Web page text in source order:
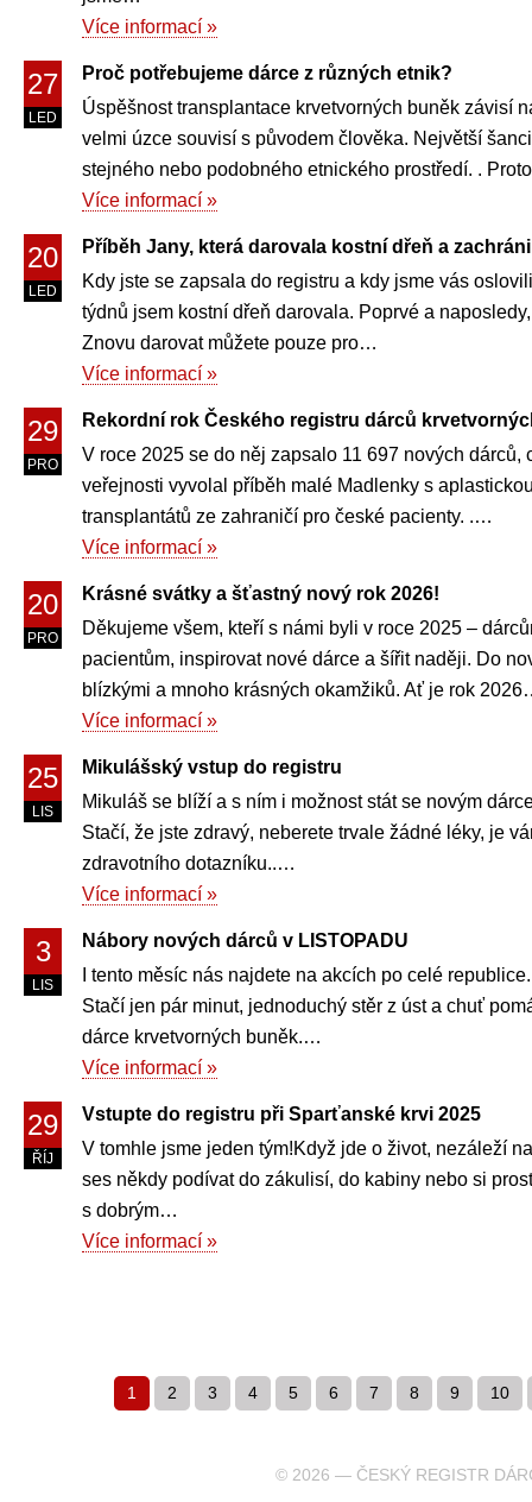
Více informací »
27
LED
Proč potřebujeme dárce z různých etnik?
Úspěšnost transplantace krvetvorných buněk závisí
velmi úzce souvisí s původem člověka. Největší
stejného nebo podobného etnického prostředí. .
Více informací »
20
LED
Příběh Jany, která darovala kostní dřeň a
Kdy jste se zapsala do registru a kdy jsme vás
týdnů jsem kostní dřeň darovala. Poprvé a
Znovu darovat můžete pouze pro…
Více informací »
29
PRO
Rekordní rok Českého registru dárců
V roce 2025 se do něj zapsalo 11 697 nových
veřejnosti vyvolal příběh malé Madlenky s
transplantátů ze zahraničí pro české pacienty. .…
Více informací »
20
PRO
Krásné svátky a šťastný nový rok 2026!
Děkujeme všem, kteří s námi byli v roce 2025 –
pacientům, inspirovat nové dárce a šířit naději. Do
blízkými a mnoho krásných okamžiků. Ať je rok
Více informací »
25
LIS
Mikulášský vstup do registru
Mikuláš se blíží a s ním i možnost stát se novým
Stačí, že jste zdravý, neberete trvale žádné léky, je
zdravotního dotazníku..…
Více informací »
3
LIS
Nábory nových dárců v LISTOPADU
I tento měsíc nás najdete na akcích po celé
Stačí jen pár minut, jednoduchý stěr z úst a chuť
dárce krvetvorných buněk.…
Více informací »
29
ŘÍJ
Vstupte do registru při Sparťanské krvi 2025
V tomhle jsme jeden tým!Když jde o život, nezáleží
ses někdy podívat do zákulisí, do kabiny nebo si
s dobrým…
Více informací »
1 2 3 4 5 6 7 8 9 10
© 2026 — ČESKÝ REGISTR